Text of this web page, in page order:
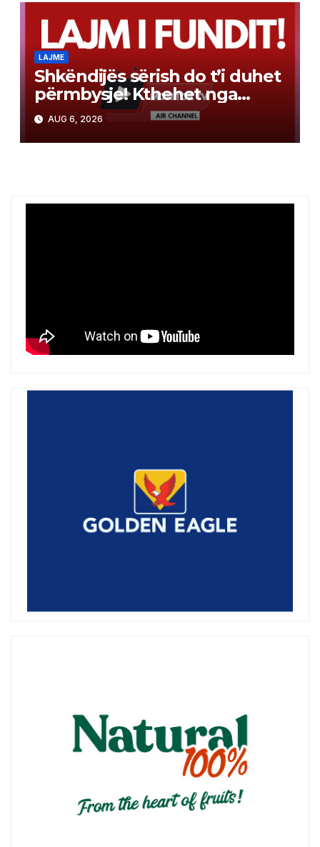
LAJME
Shkëndijës sërish do t’i duhet
përmbysje! Kthehet nga
Skocia me humbje minimale
2:1
AUG 6, 2026